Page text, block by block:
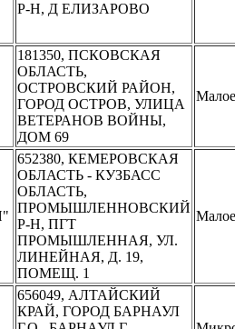
Р-Н, Д ЕЛИЗАРОВО
181350, ПСКОВСКАЯ
ОБЛАСТЬ,
ОСТРОВСКИЙ РАЙОН,
ГОРОД ОСТРОВ, УЛИЦА
ВЕТЕРАНОВ ВОЙНЫ,
ДОМ 69
Малое
652380, КЕМЕРОВСКАЯ
ОБЛАСТЬ - КУЗБАСС
ОБЛАСТЬ,
ПРОМЫШЛЕННОВСКИЙ
Р-Н, ПГТ
ПРОМЫШЛЕННАЯ, УЛ.
ЛИНЕЙНАЯ, Д. 19,
ПОМЕЩ. 1
Малое
656049, АЛТАЙСКИЙ
КРАЙ, ГОРОД БАРНАУЛ